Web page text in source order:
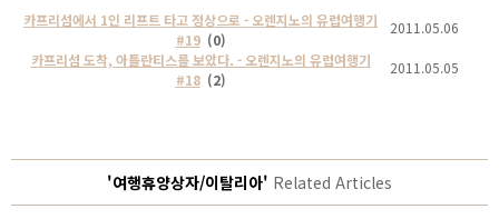
카프리섬에서 1인 리프트 타고 정상으로 - 오렌지노의 유럽여행기
#19 (0)
2011.05.06
카프리섬 도착, 아틀란티스를 보았다. - 오렌지노의 유럽여행기
#18 (2)
2011.05.05
'여행휴양상자/이탈리아' Related Articles